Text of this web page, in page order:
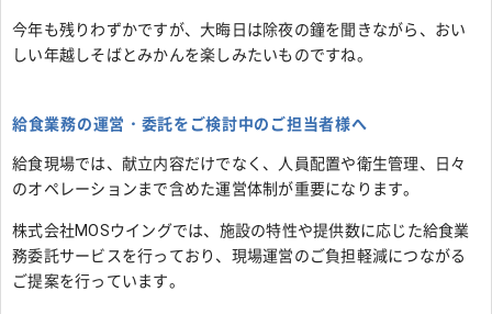
今年も残りわずかですが、大晦日は除夜の鐘を聞きながら、おい
しい年越しそばとみかんを楽しみたいものですね。
給食業務の運営・委託をご検討中のご担当者様へ
給食現場では、献立内容だけでなく、人員配置や衛生管理、日々
のオペレーションまで含めた運営体制が重要になります。
株式会社MOSウイングでは、施設の特性や提供数に応じた給食業
務委託サービスを行っており、現場運営のご負担軽減につながる
ご提案を行っています。